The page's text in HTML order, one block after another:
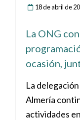
18 de abril de
La ONG
ocasión,
La
Almería
actividades